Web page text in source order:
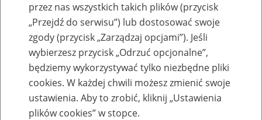
Zaproś ZUS do siebie - zakładanie profili
eZUS w siedzibie Twojej firmy
przez nas wszystkich takich plików (przycisk
„Przejdź do serwisu”) lub dostosować swoje
zgody (przycisk „Zarządzaj opcjami”). Jeśli
wybierzesz przycisk „Odrzuć opcjonalne”,
będziemy wykorzystywać tylko niezbędne pliki
cookies. W każdej chwili możesz zmienić swoje
ustawienia. Aby to zrobić, kliknij „Ustawienia
plików cookies” w stopce.